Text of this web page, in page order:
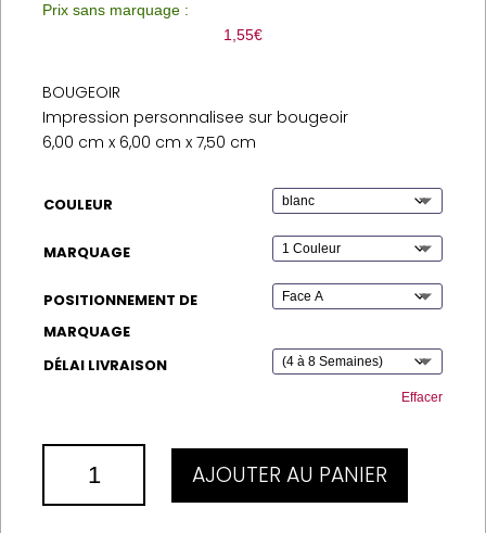
Prix sans marquage :
1,55€
BOUGEOIR
Impression personnalisee sur bougeoir
6,00 cm x 6,00 cm x 7,50 cm
COULEUR
MARQUAGE
POSITIONNEMENT DE
MARQUAGE
DÉLAI LIVRAISON
Effacer
BOUGEOIR
AJOUTER AU PANIER